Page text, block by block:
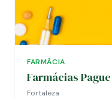
FARMÁCIA
Farmácias
Fortaleza